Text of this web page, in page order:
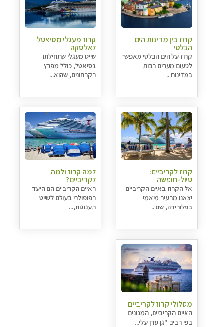
קרוז בין מדינות הים
הבלטי
קרוז על הים הבלטי מאפשר
לטעום מערים רבות
במדינות...
קרוז מעגלי מסיאטל
לאלסקה
שייט מעגלי שתחילתו
בסיאטל, כולל מפרץ
הקרחונים, שהוא...
קרוז לקריביים:
טיול-חופשה
אל הקרוז באיים הקריביים
יצאנו מהעיר מיאמי
בפלורידה, שם...
למה קרוז ולמה
לקריביים?
האיים הקריביים הם היעד
הפופולרי בעולם לשייט
תענוגות,...
מסלולי קרוז לקריביים
האיים הקריביים, המכונים
בפי רבים "גן עדן עלי...